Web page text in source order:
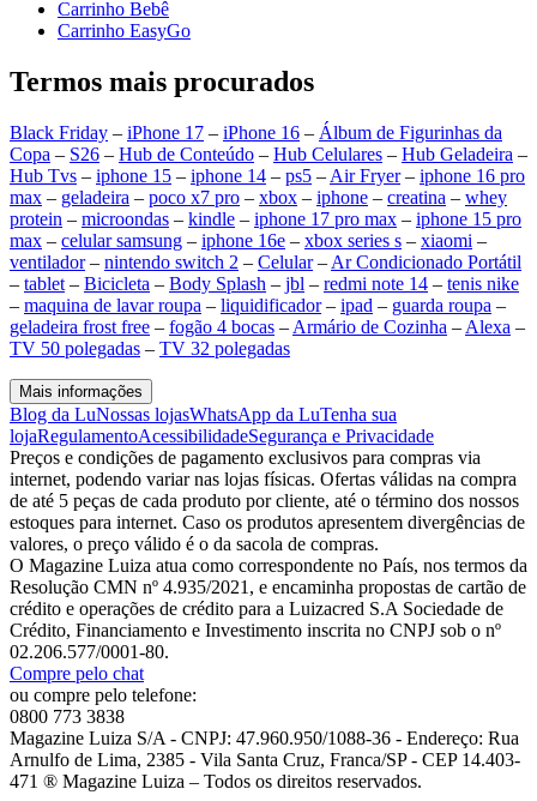
Carrinho Bebê
Carrinho EasyGo
Termos mais procurados
Black Friday – iPhone 17 – iPhone 16 – Álbum de Figurinhas da
Copa – S26 – Hub de Conteúdo – Hub Celulares – Hub Geladeira –
Hub Tvs – iphone 15 – iphone 14 – ps5 – Air Fryer– iphone 16 pro
max – geladeira – poco x7 pro – xbox – iphone – creatina – whey
protein – microondas – kindle – iphone 17 pro max – iphone 15 pro
max – celular samsung – iphone 16e – xbox series s – xiaomi –
ventilador– nintendo switch 2 – Celular– Ar Condicionado Portátil
– tablet – Bicicleta – Body Splash – jbl – redmi note 14 – tenis nike
– maquina de lavar roupa – liquidificador– ipad – guarda roupa –
geladeira frost free – fogão 4 bocas – Armário de Cozinha – Alexa –
TV 50 polegadas – TV 32 polegadas
Mais informações
Blog da LuNossas lojasWhatsApp da LuTenha sua
lojaRegulamentoAcessibilidadeSegurança e Privacidade
Preços e condições de pagamento exclusivos para compras via
internet, podendo variar nas lojas físicas. Ofertas válidas na compra
de até 5 peças de cada produto por cliente, até o término dos nossos
estoques para internet. Caso os produtos apresentem divergências de
valores, o preço válido é o da sacola de compras.
O Magazine Luiza atua como correspondente no País, nos termos da
Resolução CMN nº 4.935/2021, e encaminha propostas de cartão de
crédito e operações de crédito para a Luizacred S.A Sociedade de
Crédito, Financiamento e Investimento inscrita no CNPJ sob o nº
02.206.577/0001-80.
Compre pelo chat
ou compre pelo telefone:
0800 773 3838
Magazine Luiza S/A - CNPJ: 47.960.950/1088-36 - Endereço: Rua
Arnulfo de Lima, 2385 - Vila Santa Cruz, Franca/SP - CEP 14.403-
471 ® Magazine Luiza – Todos os direitos reservados.